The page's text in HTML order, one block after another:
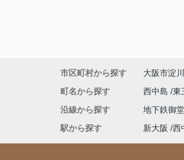
市区町村から探す 大阪市淀
町名から探す
西中島 東
沿線から探す
地下鉄御
駅から探す
新大阪 西